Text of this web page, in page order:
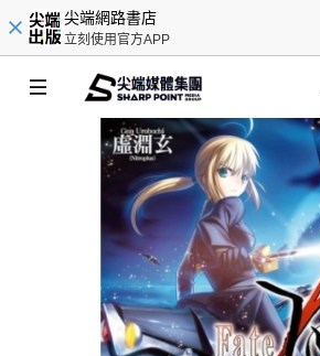
尖端網路書店
立刻使用官方APP